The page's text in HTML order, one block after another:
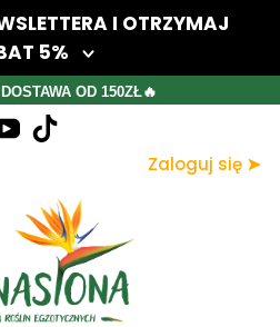
I OTRZYMAJ
5%
Regulamin (w zakresie dotyczącym
OD 150ZŁ🔥
Zaloguj się ➤